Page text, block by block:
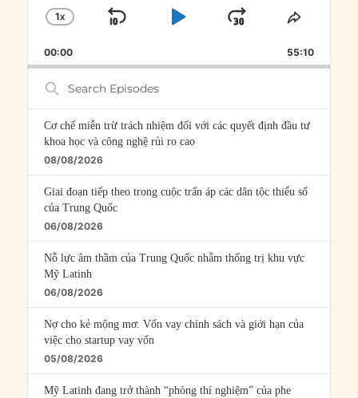
CHANGE
RATE
1X
SKIP
PLAYJUMP
FORWARD
SHARE
00:00 55:10
Search
Episodes
Cơ chế miễn trừ trách nhiệm đối với các quyết định đầu tư
khoa học và công nghệ rủi ro cao
08/08/2026
Giai đoạn tiếp theo trong cuộc trấn áp các dân tộc thiểu số
của Trung Quốc
06/08/2026
Nỗ lực âm thầm của Trung Quốc nhằm thống trị khu vực
Mỹ Latinh
06/08/2026
Nợ cho kẻ mộng mơ: Vốn vay chính sách và giới hạn của
việc cho startup vay vốn
05/08/2026
Mỹ Latinh đang trở thành “phòng thí nghiệm” của phe